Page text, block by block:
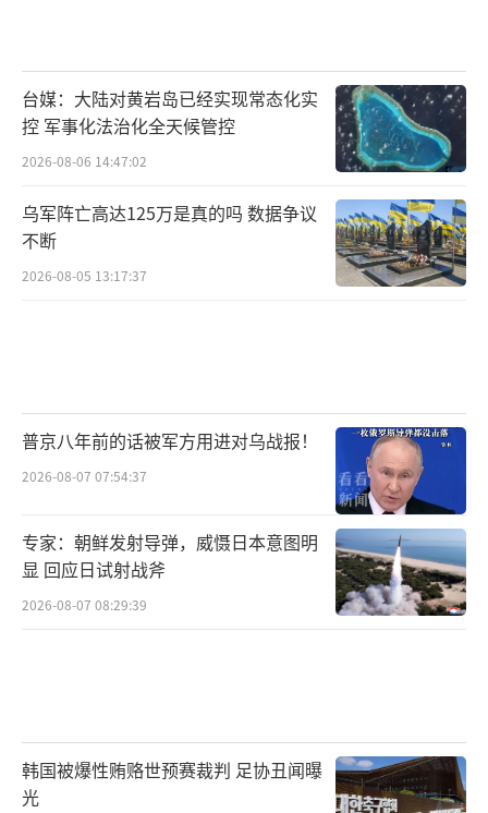
台媒：大陆对黄岩岛已经实现常态化实
控 军事化法治化全天候管控
2026-08-06 14:47:02
乌军阵亡高达125万是真的吗 数据争议
不断
2026-08-05 13:17:37
普京八年前的话被军方用进对乌战报！
2026-08-07 07:54:37
专家：朝鲜发射导弹，威慑日本意图明
显 回应日试射战斧
2026-08-07 08:29:39
韩国被爆性贿赂世预赛裁判 足协丑闻曝
光